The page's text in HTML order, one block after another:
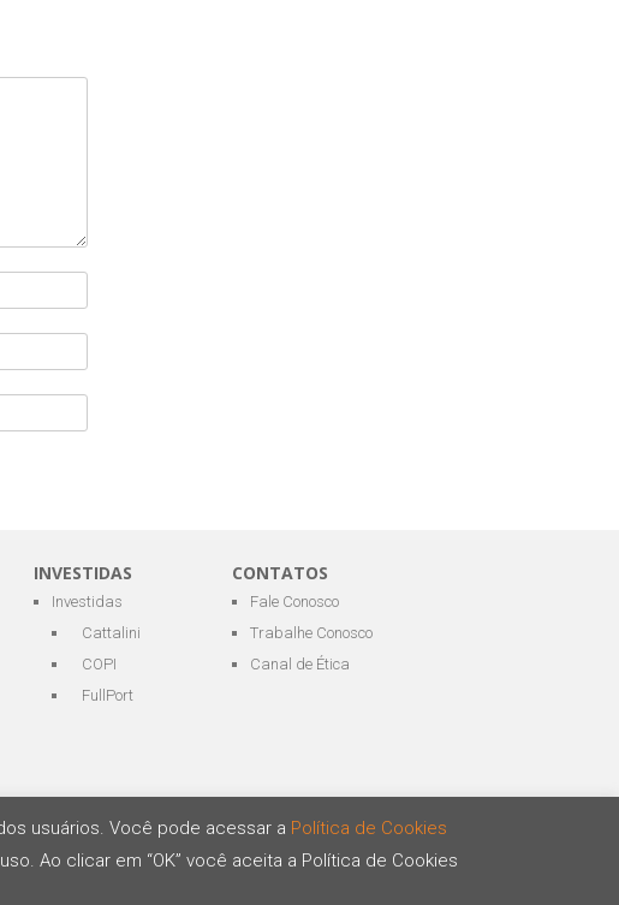
INVESTIDAS
Investidas
Cattalini
COPI
FullPort
CONTATOS
Fale Conosco
Trabalhe Conosco
Canal de Ética
usuários. Você pode acessar a Política de Cookies
Ao clicar em “OK” você aceita a Política de Cookies